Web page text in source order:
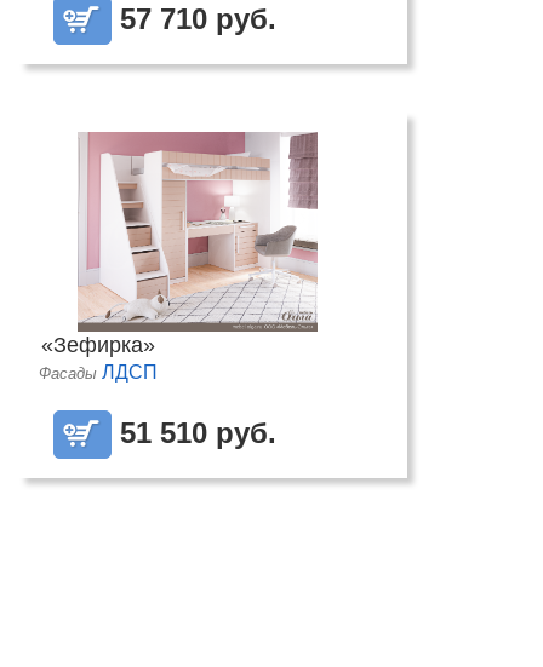
57 710 руб.
«Зефирка»
Фасады ЛДСП
51 510 руб.